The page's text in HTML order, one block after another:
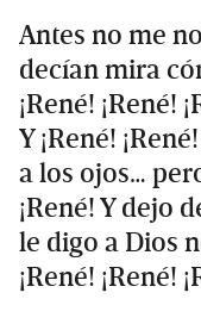
Antes no me
decían mira
¡René! ¡René!
Y ¡René!
a los ojos…
¡René! Y dejo
le digo a Dios
¡René! ¡René!